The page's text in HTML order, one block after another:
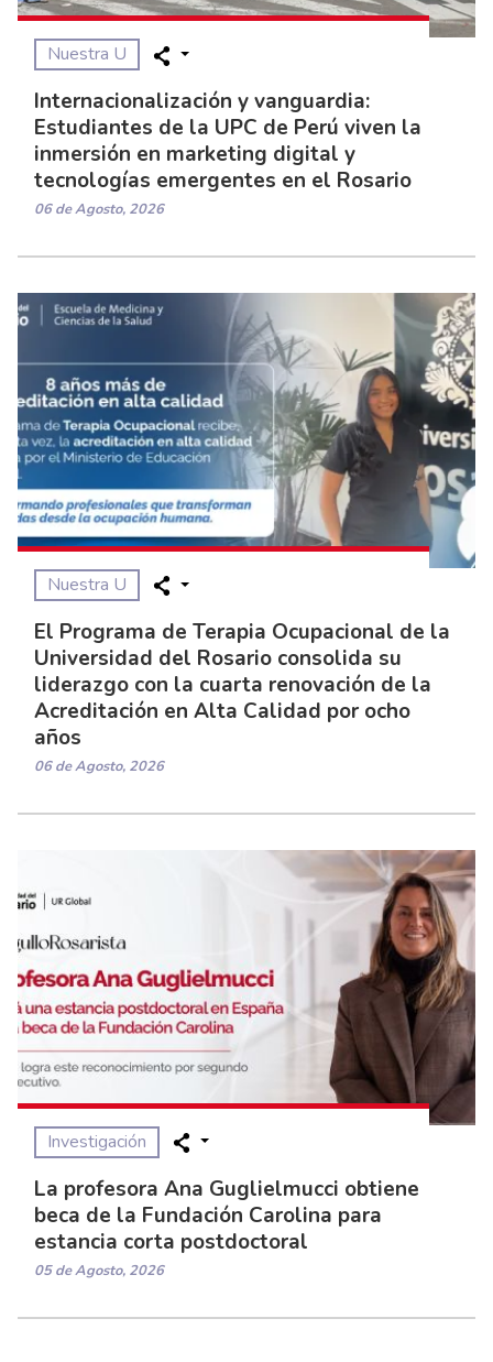
Nuestra U
Internacionalización y vanguardia:
Estudiantes de la UPC de Perú viven la
inmersión en marketing digital y
tecnologías emergentes en el Rosario
06 de Agosto, 2026
Nuestra U
El Programa de Terapia Ocupacional de la
Universidad del Rosario consolida su
liderazgo con la cuarta renovación de la
Acreditación en Alta Calidad por ocho
años
06 de Agosto, 2026
Investigación
La profesora Ana Guglielmucci obtiene
beca de la Fundación Carolina para
estancia corta postdoctoral
05 de Agosto, 2026